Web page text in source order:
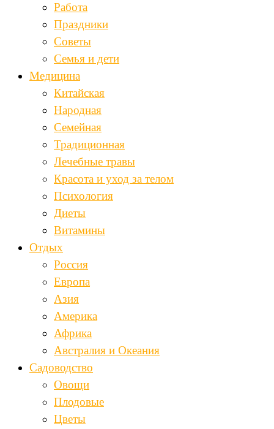
Работа
Праздники
Советы
Семья и дети
Медицина
Китайская
Народная
Семейная
Традиционная
Лечебные травы
Красота и уход за телом
Психология
Диеты
Витамины
Отдых
Россия
Европа
Азия
Америка
Африка
Австралия и Океания
Садоводство
Овощи
Плодовые
Цветы